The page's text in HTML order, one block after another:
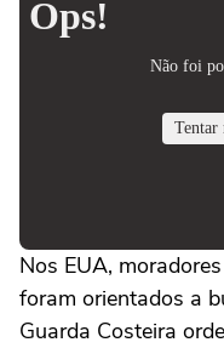
Nos EUA,
foram orientados a
Guarda Costeira